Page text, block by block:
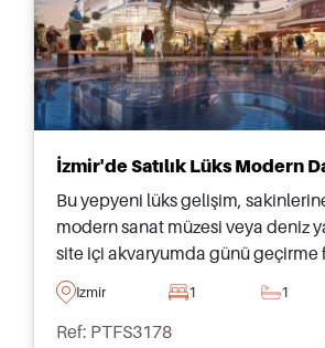
İzmir'de Satılık Lüks Modern
Bu yepyeni lüks gelişim,
modern sanat müzesi veya deniz
site içi akvaryumda günü geçirme
kültürü ve yaşamı doğrudan
hedefliyor.
Izmir 1 1
Ref: PTFS3178